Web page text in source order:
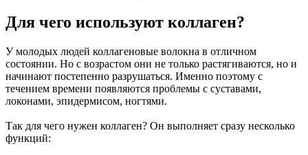
Для чего используют коллаген?
У молодых людей коллагеновые волокна в отличном
состоянии. Но с возрастом они не только растягиваются, но и
начинают постепенно разрушаться. Именно поэтому с
течением времени появляются проблемы с суставами,
локонами, эпидермисом, ногтями.
Так для чего нужен коллаген? Он выполняет сразу несколько
функций: